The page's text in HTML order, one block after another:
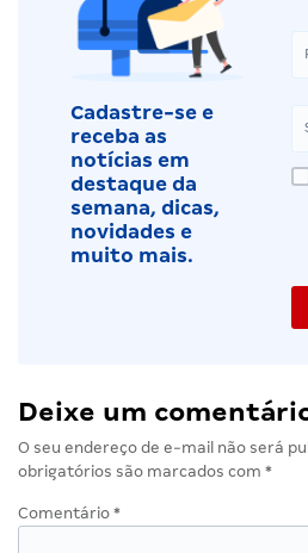
Cadastre-se e
receba as
notícias em
destaque da
semana, dicas,
novidades e
muito mais.
Deixe um
O seu endereço de e-mail não será
obrigatórios são marcados com *
Comentário *